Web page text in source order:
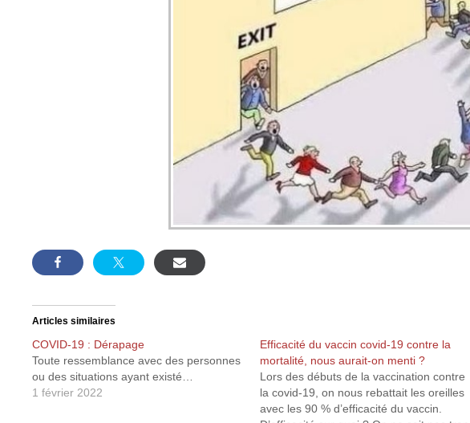
Articles similaires
COVID-19 : Dérapage
Toute ressemblance avec des personnes
ou des situations ayant existé…
1 février 2022
Efficacité du vaccin covid-19 contre la
mortalité, nous aurait-on menti ?
Lors des débuts de la vaccination contre
la covid-19, on nous rebattait les oreilles
avec les 90 % d’efficacité du vaccin.